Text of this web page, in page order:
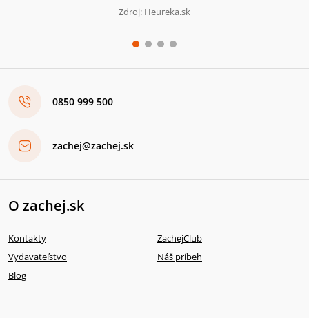
Zdroj: Heureka.sk
0850 999 500
zachej@zachej.sk
O zachej.sk
Kontakty
ZachejClub
Vydavateľstvo
Náš príbeh
Blog